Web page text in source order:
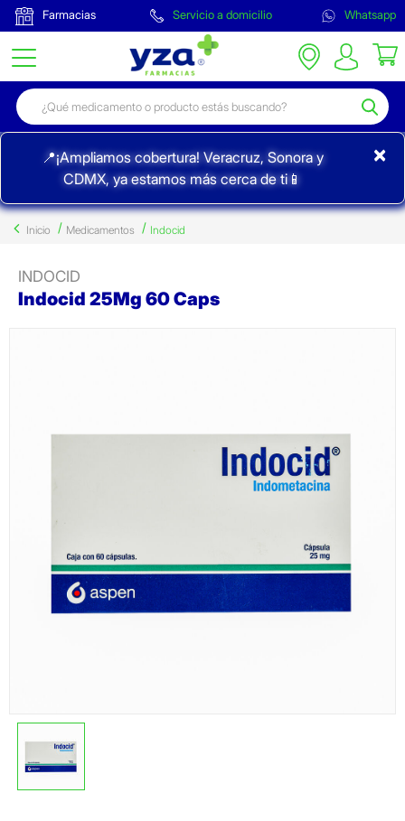
Farmacias Servicio a domicilio Whatsapp
📍¡Ampliamos cobertura! Veracruz, Sonora y
CDMX, ya estamos más cerca de ti📱
×
Inicio Medicamentos Indocid
INDOCID
Indocid 25Mg 60 Caps